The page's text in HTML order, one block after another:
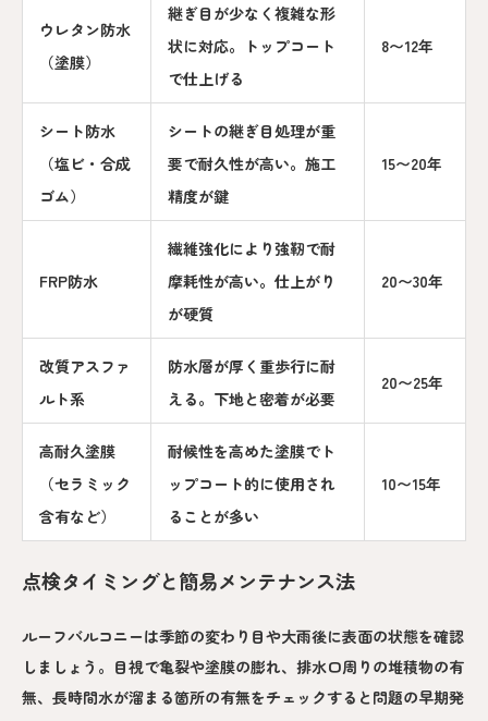
ウレタン防水
（塗膜）
継ぎ目が少なく複雑な形
状に対応。トップコート
で仕上げる
8〜12年
シート防水
（塩ビ・合成
ゴム）
シートの継ぎ目処理が重
要で耐久性が高い。施工
精度が鍵
15〜20年
FRP防水
繊維強化により強靭で耐
摩耗性が高い。仕上がり
が硬質
20〜30年
改質アスファ
ルト系
防水層が厚く重歩行に耐
える。下地と密着が必要
20〜25年
高耐久塗膜
（セラミック
含有など）
耐候性を高めた塗膜でト
ップコート的に使用され
ることが多い
10〜15年
点検タイミングと簡易メンテナンス法
ルーフバルコニーは季節の変わり目や大雨後に表面の状態を確認
しましょう。目視で亀裂や塗膜の膨れ、排水口周りの堆積物の有
無、長時間水が溜まる箇所の有無をチェックすると問題の早期発